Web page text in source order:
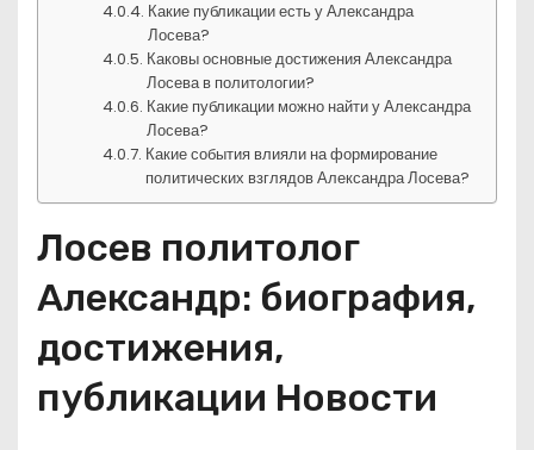
Какие публикации есть у Александра
Лосева?
Каковы основные достижения Александра
Лосева в политологии?
Какие публикации можно найти у Александра
Лосева?
Какие события влияли на формирование
политических взглядов Александра Лосева?
Лосев политолог
Александр: биография,
достижения,
публикации Новости